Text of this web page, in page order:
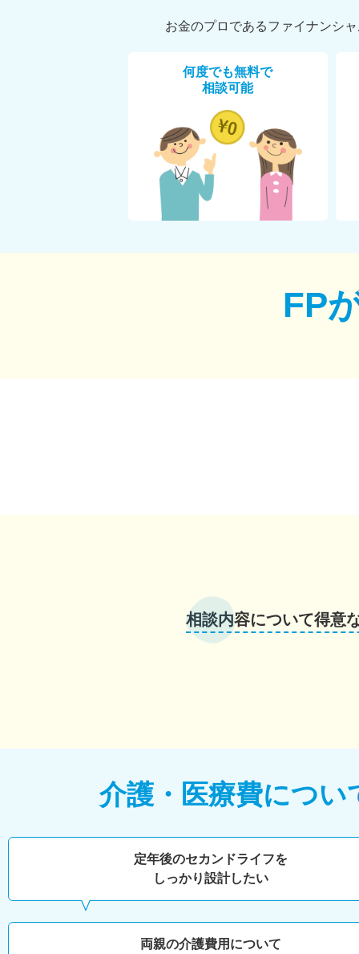
お金のプロであるファイナンシ
何度でも無料で
相談可能
FP
相談内容について得意
介護・医療費につい
定年後のセカンドライフを
しっかり設計したい
両親の介護費用について